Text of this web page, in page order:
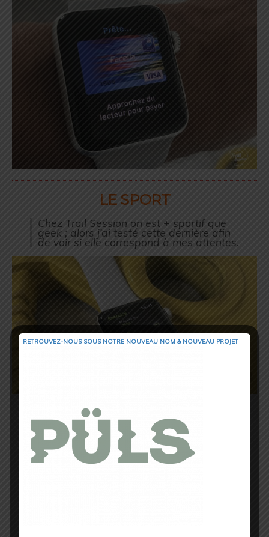
LE SPORT
Chez Trail Session on est + sportif que
geek ; alors j’ai testé cette dernière afin
de voir si elle correspond à mes attentes.
Apple fournit de base sur la montre une
application spécifique pour le suivi et
l’enregistrement d’activités sportives.
Cette application permet de pratiquer
différents types de sports avec des
fonctions et des écrans de données
RETROUVEZ-NOUS SOUS NOTRE NOUVEAU NOM & NOUVEAU PROJET